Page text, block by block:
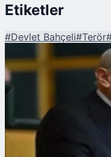
Etiketler
#Devlet Bahçeli#Terör
Bahçeli'den Tarihi "Terörsüz
Saygı Gösterilmeli